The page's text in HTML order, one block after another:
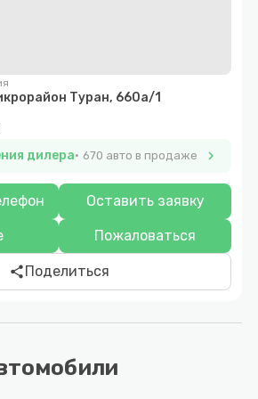
Туран, 660а/1
дилера
670 авто в продаже chevron_right
Оставить заявку
Пожаловаться
shareПоделиться